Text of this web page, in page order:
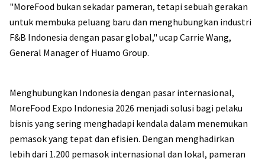
"MoreFood bukan sekadar pameran, tetapi sebuah gerakan
untuk membuka peluang baru dan menghubungkan industri
F&B Indonesia dengan pasar global," ucap Carrie Wang,
General Manager of Huamo Group.
Menghubungkan Indonesia dengan pasar internasional,
MoreFood Expo Indonesia 2026 menjadi solusi bagi pelaku
bisnis yang sering menghadapi kendala dalam menemukan
pemasok yang tepat dan efisien. Dengan menghadirkan
lebih dari 1.200 pemasok internasional dan lokal, pameran